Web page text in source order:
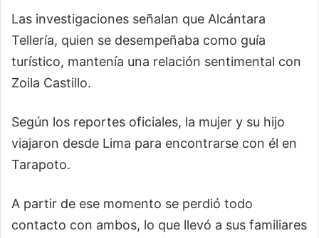
Las investigaciones señalan que Alcántara
Tellería, quien se desempeñaba como guía
turístico, mantenía una relación sentimental con
Zoila Castillo.
Según los reportes oficiales, la mujer y su hijo
viajaron desde Lima para encontrarse con él en
Tarapoto.
A partir de ese momento se perdió todo
contacto con ambos, lo que llevó a sus familiares